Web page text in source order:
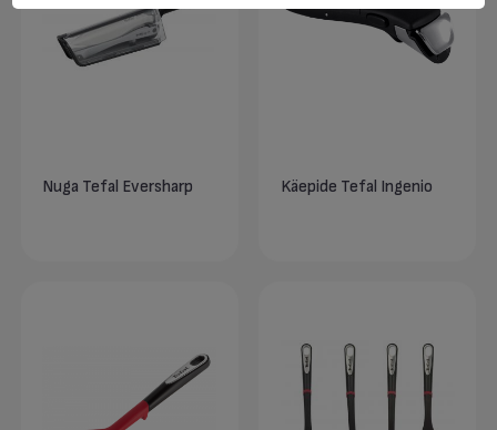
Nuga Tefal Eversharp Käepide Tefal Ingenio